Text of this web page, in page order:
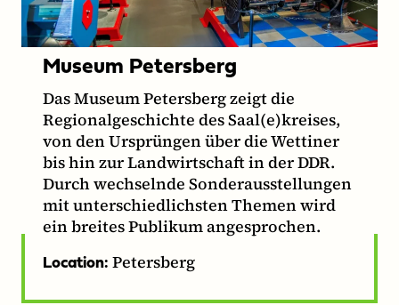
Museum Petersberg
Das Museum Petersberg zeigt die
Regionalgeschichte des Saal(e)kreises,
von den Ursprüngen über die Wettiner
bis hin zur Landwirtschaft in der DDR.
Durch wechselnde Sonderausstellungen
mit unterschiedlichsten Themen wird
ein breites Publikum angesprochen.
Location: Petersberg